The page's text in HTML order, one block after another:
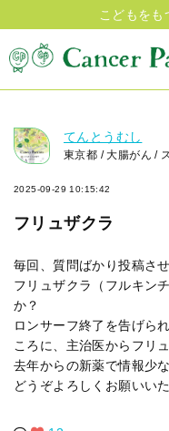
こどもをも
てんとうむし
東京都 / 大腸がん /
2025-09-29 10:15:42
フリュザクラ
毎回、質問ばかり投稿さ
フリュザクラ（フルキン
か？
ロンサーフ終了を告げら
ころに、主治医からフリ
去年からの新薬で情報少
どうぞよろしくお願いいた